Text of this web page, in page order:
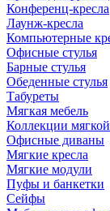
Конференц-кресла
Лаунж-кресла
Компьютерные
Офисные стулья
Барные стулья
Обеденные стулья
Табуреты
Мягкая мебель
Коллекции
Офисные диваны
Мягкие кресла
Мягкие модули
Пуфы и банкетки
Сейфы